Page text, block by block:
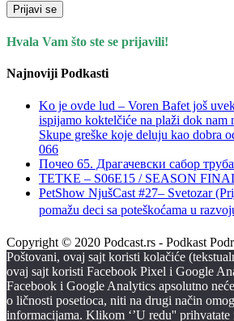
Prijavi se
Hvala Vam što ste se prijavili!
Najnoviji Podkasti
Ko je ovde lud – Voren Bafet još
ispijamo koktelčiće na plaži dok nam
Skupe greške koje deluju kao dobra
066
Почео 65. Драгачевски сабор
TETKE – S06E15 / SEASON
PetShow NjušCast #27– Svetozar
pomažu deci sa poteškoćama u
Copyright © 2020 Podcast.rs - Podkast
Poštovani, ovaj sajt koristi kolačiće
ovaj sajt koristi Facebook Pixel i Google
Facebook i Google Analytics apsolutno
o ličnosti posetioca, niti na drugi način
informacijama. Klikom ‘’U redu'' prihvatate